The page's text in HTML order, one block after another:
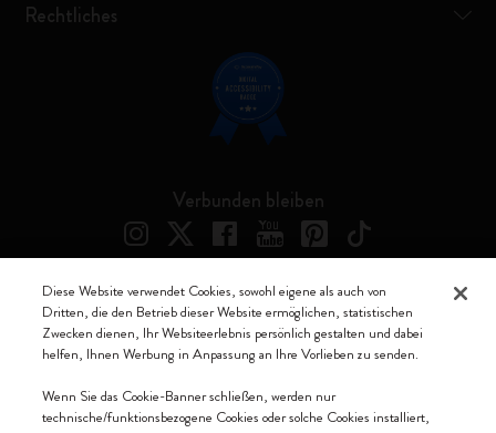
Rechtliches
Verbunden bleiben
Moleskine ® ist ein eingetragenes Warenzeichen von Moleskine Srl a
socio unico
Italia - P. IVA / CCIAA n. 07234480965 - REA MI 1945400 - Cap.
Soc. €2.181.513,42
Diese Website verwendet Cookies, sowohl eigene als auch von
Dritten, die den Betrieb dieser Website ermöglichen, statistischen
Zwecken dienen, Ihr Websiteerlebnis persönlich gestalten und dabei
helfen, Ihnen Werbung in Anpassung an Ihre Vorlieben zu senden.
Wenn Sie das Cookie-Banner schließen, werden nur
technische/funktionsbezogene Cookies oder solche Cookies installiert,